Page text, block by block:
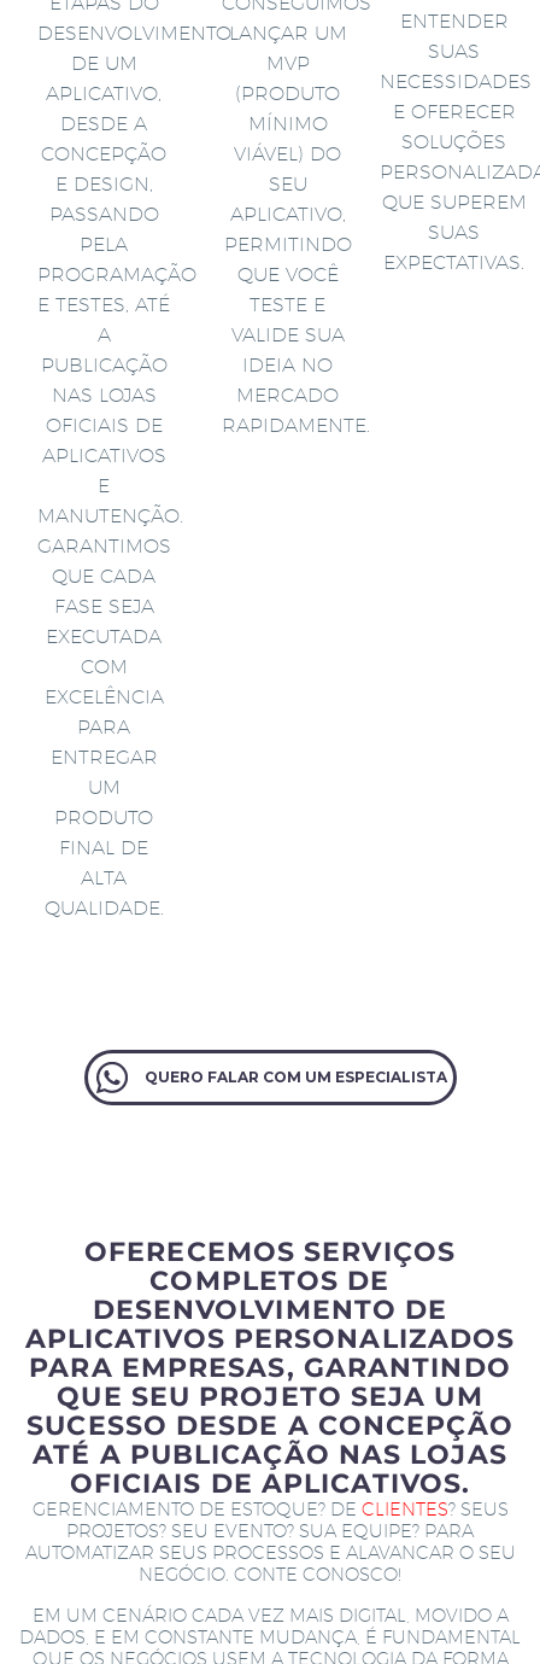
DESENVOLVIMENTO
DE UM
APLICATIVO,
DESDE A
CONCEPÇÃO
E DESIGN,
PASSANDO
PELA
PROGRAMAÇÃO
E TESTES, ATÉ
A
PUBLICAÇÃO
NAS LOJAS
OFICIAIS DE
APLICATIVOS
E
MANUTENÇÃO.
GARANTIMOS
QUE CADA
FASE SEJA
EXECUTADA
COM
EXCELÊNCIA
PARA
ENTREGAR
UM
PRODUTO
FINAL DE
ALTA
QUALIDADE.
LANÇAR UM
MVP
(PRODUTO
MÍNIMO
VIÁVEL) DO
SEU
APLICATIVO,
PERMITINDO
QUE VOCÊ
TESTE E
VALIDE SUA
IDEIA NO
MERCADO
RAPIDAMENTE.
ENTENDER
SUAS
NECESSIDADES
E OFERECER
SOLUÇÕES
QUE SUPEREM
SUAS
EXPECTATIVAS.
QUERO FALAR COM UM ESPECIALISTA
OFERECEMOS SERVIÇOS
COMPLETOS DE
DESENVOLVIMENTO DE
APLICATIVOS PERSONALIZADOS
PARA EMPRESAS, GARANTINDO
QUE SEU PROJETO SEJA UM
SUCESSO DESDE A CONCEPÇÃO
ATÉ A PUBLICAÇÃO NAS LOJAS
OFICIAIS DE APLICATIVOS.
GERENCIAMENTO DE ESTOQUE? DE CLIENTES? SEUS
PROJETOS? SEU EVENTO? SUA EQUIPE? PARA
AUTOMATIZAR SEUS PROCESSOS E ALAVANCAR O SEU
NEGÓCIO. CONTE CONOSCO!
EM UM CENÁRIO CADA VEZ MAIS DIGITAL, MOVIDO A
DADOS, E EM CONSTANTE MUDANÇA, É FUNDAMENTAL
QUE OS NEGÓCIOS USEM A TECNOLOGIA DA FORMA